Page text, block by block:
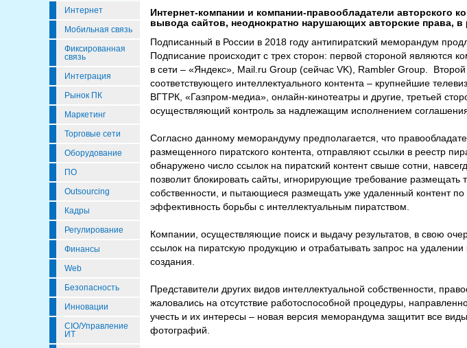
Интернет
Мобильная связь
Фиксированная
связь
Интеграция
Рынок ПК
Маркетинг
Торговые сети
Оборудование
ПО
Outsourcing
Кадры
Регулирование
Финансы
Web
Безопасность
Инновации
CIO/Управление
ИТ
Интернет-компании и компании-правообладатели авторского
вывода сайтов, неоднократно нарушающих авторские права, в
Подписанный в России в 2018 году антипиратский меморандум
Подписание происходит с трех сторон: первой стороной являются
в сети – «Яндекс», Mail.ru Group (сейчас VK), Rambler Group.
соответствующего интеллектуального контента – крупнейшие
ВГТРК, «Газпром-медиа», онлайн-кинотеатры и другие, третьей
осуществляющий контроль за надлежащим исполнением
Согласно данному меморандуму предполагается, что
размещенного пиратского контента, отправляют ссылки в реестр
обнаружено число ссылок на пиратский контент свыше сотни,
позволит блокировать сайты, игнорирующие требование размещать
собственности, и пытающиеся размещать уже удаленный контент
эффективность борьбы с интеллектуальным пиратством.
Компании, осуществляющие поиск и выдачу результатов, в свою
ссылок на пиратскую продукцию и отрабатывать запрос на
создания.
Представители других видов интеллектуальной собственности,
жаловались на отсутствие работоспособной процедуры,
учесть и их интересы – новая версия меморандума защитит все
фотографий.